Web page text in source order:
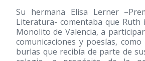
Su hermana Elisa Lerner
Literatura- comentaba que Ruth
Monolito de Valencia, a
comunicaciones y poesías,
burlas que recibía de parte de